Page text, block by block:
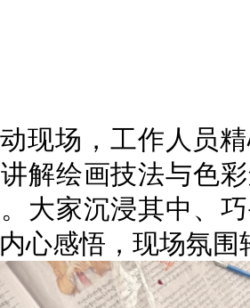
现场，工作人员
解绘画技法与色
大家沉浸其中、
心感悟，现场氛